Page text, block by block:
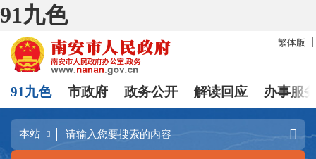
91九色
繁体版
91九色 市政府 政务公开 解读回应 办事服